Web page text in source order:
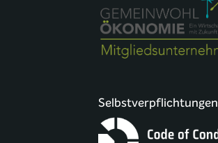
Selbstverpflichtungen